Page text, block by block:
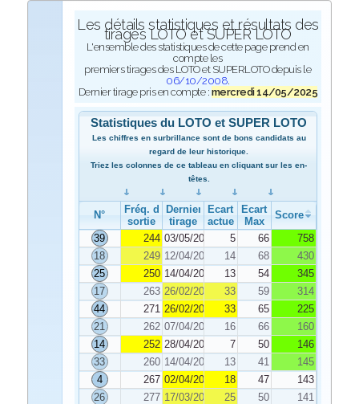
Les détails statistiques et résultats des
tirages LOTO et SUPER LOTO
L'ensemble des statistiques de cette page prend en
compte les
premiers tirages des LOTO et SUPERLOTO depuis le
06/10/2008.
Dernier tirage pris en compte : mercredi 14/05/2025
Statistiques du LOTO et SUPER LOTO
Les chiffres en surbrillance sont de bons candidats au
regard de leur historique.
Triez les colonnes de ce tableau en cliquant sur les en-
têtes.
N°
Fréq. de
sortie
Dernier
tirage
Ecart
actuel
Ecart
Max
Score
39
244 03/05/2025 5 66
758
18
249 12/04/2025 14 68
430
25
250 14/04/2025 13 54
345
17
263 26/02/2025 33 59
314
44
271 26/02/2025 33 65
225
21
262 07/04/2025 16 66
160
14
252 28/04/2025 7 50
146
33
260 14/04/2025 13 41
145
4
267 02/04/2025 18 47
143
26
277 17/03/2025 25 50
141